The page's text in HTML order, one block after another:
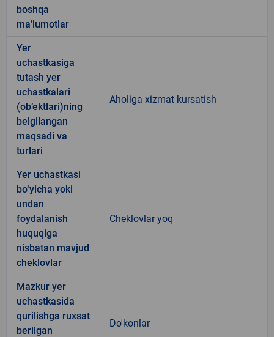
boshqa
ma’lumotlar
Yer
uchastkasiga
tutash yer
uchastkalari
(ob’ektlari)ning
belgilangan
maqsadi va
turlari
Aholiga xizmat kursatish
Yer uchastkasi
bo‘yicha yoki
undan
foydalanish
huquqiga
nisbatan mavjud
cheklovlar
Cheklovlar yoq
Mazkur yer
uchastkasida
qurilishga ruxsat
berilgan
Do'konlar